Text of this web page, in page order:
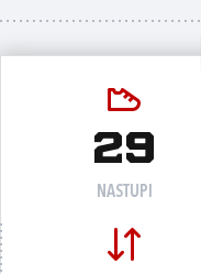
29
NASTUPI